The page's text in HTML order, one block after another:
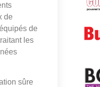
de
de
les
sûre